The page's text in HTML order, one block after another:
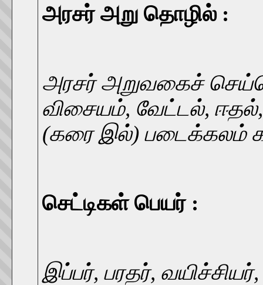
அரசர் அறு தொழில் :
அரசர் அறுவகைச்
விசையம், வேட்டல், ஈதல்,
(கரை இல்) படைக்கலம்
செட்டிகள் பெயர் :
இப்பர், பரதர்,